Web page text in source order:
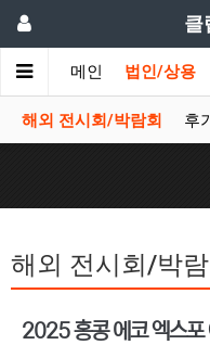
클
메인 법인/상용
해외 전시회/박람회 후
해외 전시회/박람
2025 홍콩 에코 엑스포